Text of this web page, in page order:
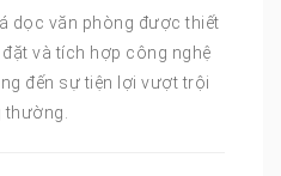
dọc văn phòng được thiết
và tích hợp công nghệ
đến sự tiện lợi vượt trội
thường.